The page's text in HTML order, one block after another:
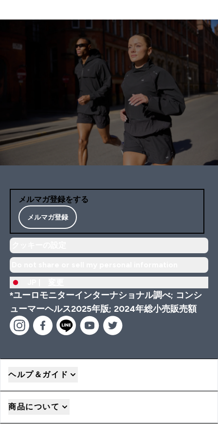
メルマガ登録をする
メルマガ登録
*ユーロモニターインターナショナル調べ; コンシ
ューマーヘルス2025年版; 2024年総小売販売額
ヘルプ＆ガイド
商品について